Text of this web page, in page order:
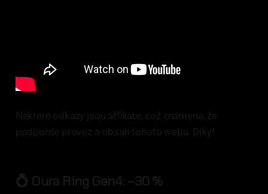
Některé odkazy jsou affiliate, což znamená, že
podpoříte provoz a obsah tohoto webu. Díky!
💍 Oura Ring Gen4: −30 %